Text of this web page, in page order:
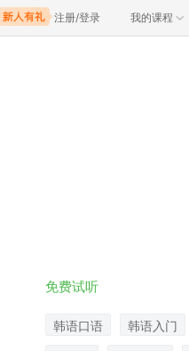
注册/登录 我的课程
免费试听
韩语口语 韩语入门